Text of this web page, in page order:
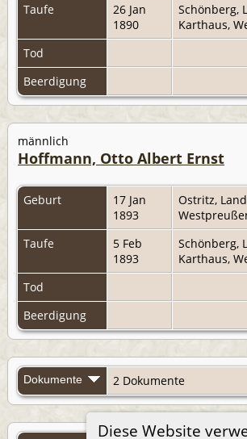
Diese Website
Taufe
26 Jan
1890
Schönberg,
Karthaus,
Tod
Beerdigung
männlich
Hoffmann, Otto Albert Ernst
Geburt
17 Jan
1893
Ostritz,
Taufe
5 Feb
1893
Schönberg,
Karthaus,
Tod
Beerdigung
Dokumente 2 Dokumente